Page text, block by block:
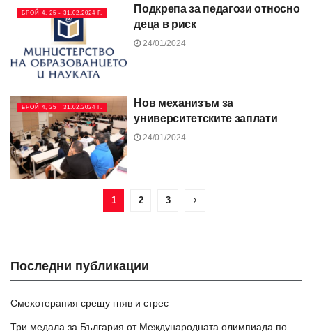
БРОЙ 4, 25 - 31.02.2024 Г.
Подкрепа за педагози относно
деца в риск
24/01/2024
БРОЙ 4, 25 - 31.02.2024 Г.
Нов механизъм за
университетските заплати
24/01/2024
1 2 3
Последни публикации
Смехотерапия срещу гняв и стрес
Три медала за България от Международната олимпиада по